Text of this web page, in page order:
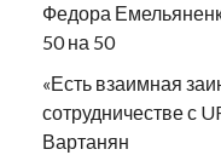
Федора
50 на 50
«Есть взаимная
сотрудничестве с
Вартанян